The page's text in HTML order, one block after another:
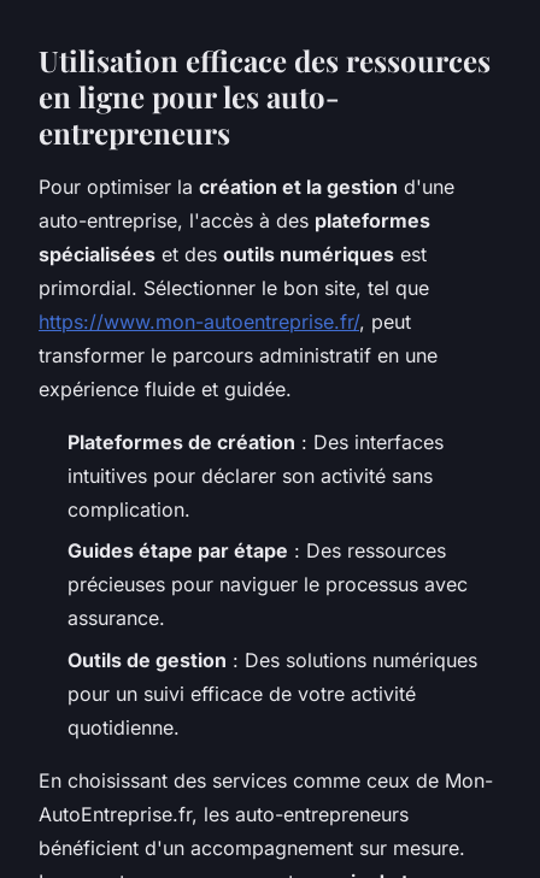
Utilisation efficace des ressources
en ligne pour les auto-
entrepreneurs
Pour optimiser la création et la gestion d'une
auto-entreprise, l'accès à des plateformes
spécialisées et des outils numériques est
primordial. Sélectionner le bon site, tel que
https://www.mon-autoentreprise.fr/, peut
transformer le parcours administratif en une
expérience fluide et guidée.
Plateformes de création : Des interfaces
intuitives pour déclarer son activité sans
complication.
Guides étape par étape : Des ressources
précieuses pour naviguer le processus avec
assurance.
Outils de gestion : Des solutions numériques
pour un suivi efficace de votre activité
quotidienne.
En choisissant des services comme ceux de Mon-
AutoEntreprise.fr, les auto-entrepreneurs
bénéficient d'un accompagnement sur mesure.